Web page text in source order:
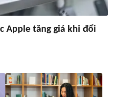
Apple tăng giá khi đổi